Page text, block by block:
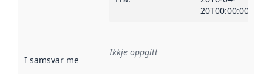
20T00:00:00Z
I samsvar med Referanse til ei implementeringsregel eller
Ikkje oppgitt